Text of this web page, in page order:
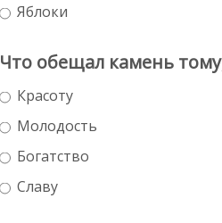
Яблоки
Что обещал камень
Красоту
Молодость
Богатство
Славу